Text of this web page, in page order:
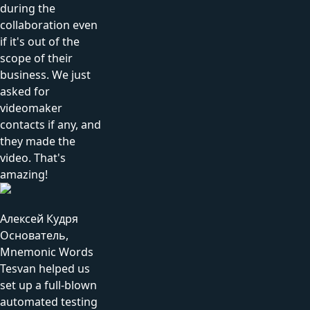
during the
collaboration even
if it's out of the
scope of their
business. We just
asked for
videomaker
contacts if any, and
they made the
video. That's
amazing!
Алексей Кудря
Основатель,
Mnemonic Words
Tesvan helped us
set up a full-blown
automated testing